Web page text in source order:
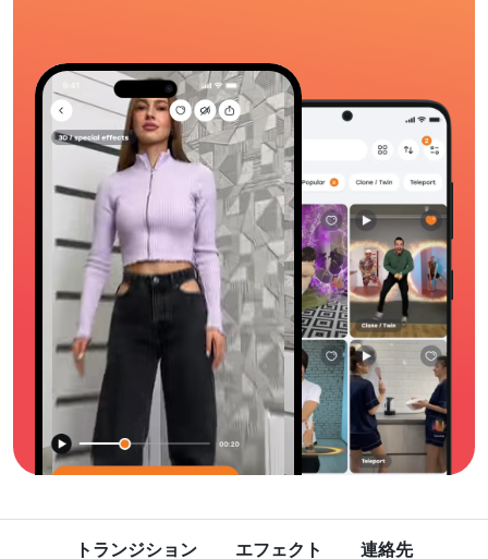
トランジション エフェクト 連絡先